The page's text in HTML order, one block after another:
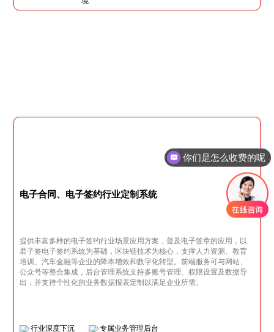
电子合同、电子签约行业定制系统
提供丰富多样的电子签约行业场景应用方案，普及电子签章的应用，以
君子签电子签约系统为基础，区块链技术为核心，支撑人力资源、教育
培训、汽车金融等企业的降本增效和数字化转型。前端服务可与网站、
公众号等整合集成，后台管理系统支持多账号管理、权限设置及数据导
出，并支持个性化的业务数据报表定制以满足企业所需。
行业深度下沉 专属业务管理后台
现在有优惠活动吗